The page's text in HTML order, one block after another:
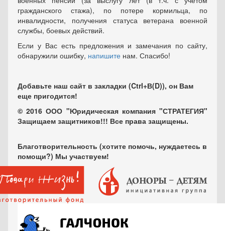
гражданского стажа), по потере кормильца, по
инвалидности, получения статуса ветерана военной
службы, боевых действий.
Если у Вас есть предложения и замечания по сайту,
обнаружили ошибку, напишите нам. Спасибо!
Добавьте наш сайт в закладки (Ctrl+В(D)), он Вам
еще пригодится!
© 2016 ООО "Юридическая компания "СТРАТЕГИЯ"
Защищаем защитников!!! Все права защищены.
Благотворительность (хотите помочь, нуждаетесь в
помощи?) Мы участвуем!